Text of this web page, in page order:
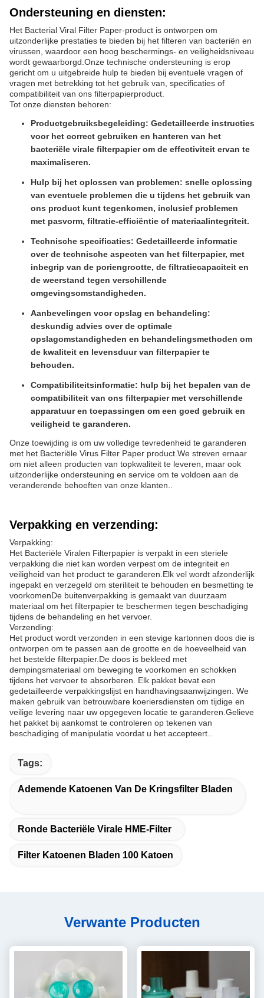
Ondersteuning en diensten:
Het Bacterial Viral Filter Paper-product is ontworpen om
uitzonderlijke prestaties te bieden bij het filteren van bacteriën en
virussen, waardoor een hoog beschermings- en veiligheidsniveau
wordt gewaarborgd.Onze technische ondersteuning is erop
gericht om u uitgebreide hulp te bieden bij eventuele vragen of
vragen met betrekking tot het gebruik van, specificaties of
compatibiliteit van ons filterpapierproduct.
Tot onze diensten behoren:
Productgebruiksbegeleiding: Gedetailleerde instructies
voor het correct gebruiken en hanteren van het
bacteriële virale filterpapier om de effectiviteit ervan te
maximaliseren.
Hulp bij het oplossen van problemen: snelle oplossing
van eventuele problemen die u tijdens het gebruik van
ons product kunt tegenkomen, inclusief problemen
met pasvorm, filtratie-efficiëntie of materiaalintegriteit.
Technische specificaties: Gedetailleerde informatie
over de technische aspecten van het filterpapier, met
inbegrip van de poriengrootte, de filtratiecapaciteit en
de weerstand tegen verschillende
omgevingsomstandigheden.
Aanbevelingen voor opslag en behandeling:
deskundig advies over de optimale
opslagomstandigheden en behandelingsmethoden om
de kwaliteit en levensduur van filterpapier te
behouden.
Compatibiliteitsinformatie: hulp bij het bepalen van de
compatibiliteit van ons filterpapier met verschillende
apparatuur en toepassingen om een goed gebruik en
veiligheid te garanderen.
Onze toewijding is om uw volledige tevredenheid te garanderen
met het Bacteriële Virus Filter Paper product.We streven ernaar
om niet alleen producten van topkwaliteit te leveren, maar ook
uitzonderlijke ondersteuning en service om te voldoen aan de
veranderende behoeften van onze klanten..
Verpakking en verzending:
Verpakking:
Het Bacteriële Viralen Filterpapier is verpakt in een steriele
verpakking die niet kan worden verpest om de integriteit en
veiligheid van het product te garanderen.Elk vel wordt afzonderlijk
ingepakt en verzegeld om steriliteit te behouden en besmetting te
voorkomenDe buitenverpakking is gemaakt van duurzaam
materiaal om het filterpapier te beschermen tegen beschadiging
tijdens de behandeling en het vervoer.
Verzending:
Het product wordt verzonden in een stevige kartonnen doos die is
ontworpen om te passen aan de grootte en de hoeveelheid van
het bestelde filterpapier.De doos is bekleed met
dempingsmateriaal om beweging te voorkomen en schokken
tijdens het vervoer te absorberen. Elk pakket bevat een
gedetailleerde verpakkingslijst en handhavingsaanwijzingen. We
maken gebruik van betrouwbare koeriersdiensten om tijdige en
veilige levering naar uw opgegeven locatie te garanderen.Gelieve
het pakket bij aankomst te controleren op tekenen van
beschadiging of manipulatie voordat u het accepteert..
Tags:
Ademende Katoenen Van De Kringsfilter Bladen
Ronde Bacteriële Virale HME-Filter
Filter Katoenen Bladen 100 Katoen
Verwante Producten